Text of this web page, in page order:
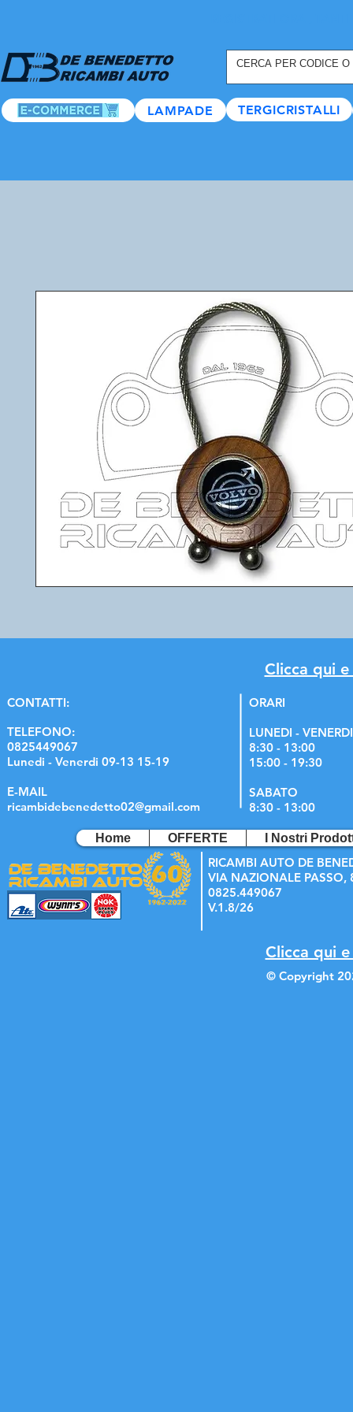
LAMPADE TERGICRISTALLI
Clicca qui
CONTATTI:
TELEFONO:
0825449067
Lunedi - Venerdi 09-13 15-19
E-MAIL
ricambidebenedetto02@gmail.com
ORARI
LUNEDI - VENERDI
8:30 - 13:00
15:00 - 19:30
SABATO
8:30 - 13:00
Home OFFERTE I Nostri
RICAMBI AUTO DE
VIA NAZIONALE PASSO,
0825.449067
V.1.8/26
Clicca qui
© Copyright